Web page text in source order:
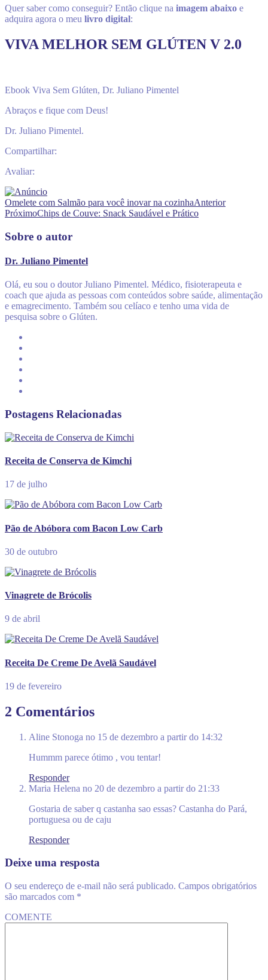
Quer saber como conseguir? Então clique na imagem abaixo e
adquira agora o meu livro digital:
VIVA MELHOR SEM GLÚTEN V 2.0
Ebook Viva Sem Glúten, Dr. Juliano Pimentel
Abraços e fique com Deus!
Dr. Juliano Pimentel.
Compartilhar:
Avaliar:
Omelete com Salmão para você inovar na cozinhaAnterior
PróximoChips de Couve: Snack Saudável e Prático
Sobre o autor
Dr. Juliano Pimentel
Olá, eu sou o doutor Juliano Pimentel. Médico, fisioterapeuta e
coach que ajuda as pessoas com conteúdos sobre saúde, alimentação
e emagrecimento. Também sou celíaco e tenho uma vida de
pesquisa sobre o Glúten.
Postagens Relacionadas
Receita de Conserva de Kimchi
17 de julho
Pão de Abóbora com Bacon Low Carb
30 de outubro
Vinagrete de Brócolis
9 de abril
Receita De Creme De Avelã Saudável
19 de fevereiro
2 Comentários
Aline Stonoga no 15 de dezembro a partir do 14:32
Hummm parece ótimo , vou tentar!
Responder
Maria Helena no 20 de dezembro a partir do 21:33
Gostaria de saber q castanha sao essas? Castanha do Pará,
portuguesa ou de caju
Responder
Deixe uma resposta
O seu endereço de e-mail não será publicado. Campos obrigatórios
são marcados com *
COMENTE